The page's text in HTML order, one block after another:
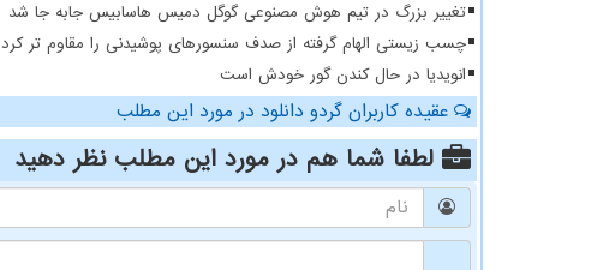
تغییر بزرگ در تیم هوش مصنوعی گوگل دمیس هاسابیس جابه جا شد
چسب زیستی الهام گرفته از صدف سنسورهای پوشیدنی را مقاوم تر کرد
انویدیا در حال کندن گور خودش است
عقیده کاربران گردو دانلود در مورد این مطلب
لطفا شما هم در مورد این مطلب نظر دهید